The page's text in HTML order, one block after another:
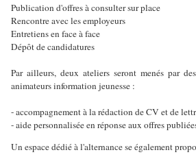
Publication d'offres à consulter sur place
Rencontre avec les employeurs
Entretiens en face à face
Dépôt de candidatures
Par ailleurs, deux ateliers seront menés par
animateurs information jeunesse :
- accompagnement à la rédaction de CV et de
- aide personnalisée en réponse aux offres
Un espace dédié à l'alternance se également